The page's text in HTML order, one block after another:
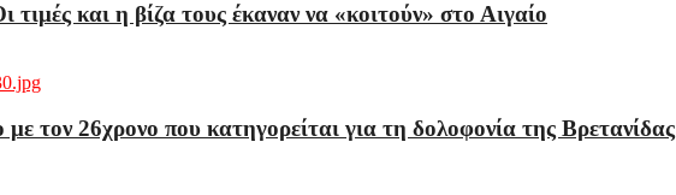
και η βίζα τους έκαναν να «κοιτούν» στο Αιγαίο
τον 26χρονο που κατηγορείται για τη δολοφονία της Βρετανίδας